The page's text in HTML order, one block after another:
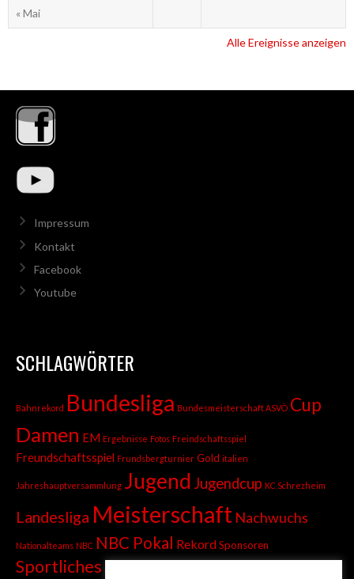
« Mai
Alle Ereignisse anzeigen
Impressum
Kontakt
Facebook
Youtube
SCHLAGWÖRTER
Bahnrekord Bundesliga Bundesmeisterschaft ASVÖ Cup
Damen EM Ergebnisse Fotos Freindschaftsspiel
Freundschaftsspiel Frundsbergturnier Gold italien
Jahreshauptversammlung Jugend Jugendcup KC Schrezheim
Landesliga Meisterschaft Nachwuchs
Nationalteams NBC NBC Pokal RekordSponsoren
SportlichesSprint